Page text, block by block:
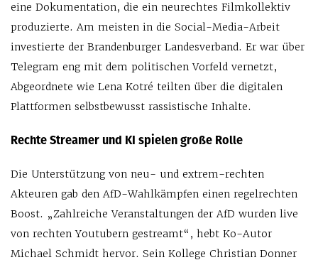
eine Dokumentation, die ein neurechtes Filmkollektiv
produzierte. Am meisten in die Social-Media-Arbeit
investierte der Brandenburger Landesverband. Er war über
Telegram eng mit dem politischen Vorfeld vernetzt,
Abgeordnete wie Lena Kotré teilten über die digitalen
Plattformen selbstbewusst rassistische Inhalte.
Rechte Streamer und KI spielen große Rolle
Die Unterstützung von neu- und extrem-rechten
Akteuren gab den AfD-Wahlkämpfen einen regelrechten
Boost. „Zahlreiche Veranstaltungen der AfD wurden live
von rechten Youtubern gestreamt“, hebt Ko-Autor
Michael Schmidt hervor. Sein Kollege Christian Donner